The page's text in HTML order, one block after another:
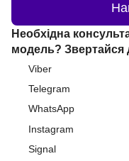
Необхідна
модель? Звертайся
Viber
Telegram
WhatsApp
Instagram
Signal